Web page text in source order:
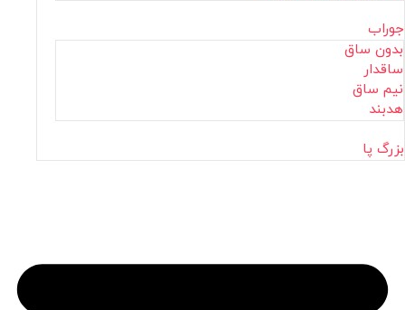
جوراب
بدون ساق
ساقدار
نیم ساق
هدبند
بزرگ پا